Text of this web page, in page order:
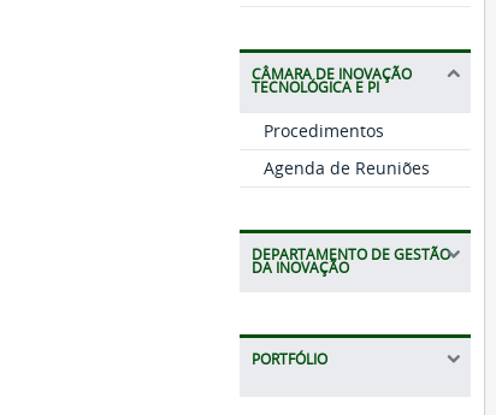
CÂMARA DE INOVAÇÃO
TECNOLÓGICA E PI
Procedimentos
Agenda de Reuniões
DEPARTAMENTO DE GESTÃO
DA INOVAÇÃO
PORTFÓLIO